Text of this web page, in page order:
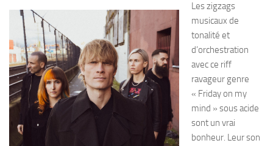
Les zigzags
musicaux de
tonalité et
d’orchestration
avec ce riff
ravageur genre
« Friday on my
mind » sous acide
sont un vrai
bonheur. Leur son